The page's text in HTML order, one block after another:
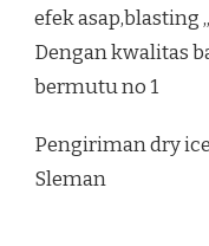
efek asap,blasting
Dengan kwalitas
bermutu no 1
Pengiriman dry
Sleman